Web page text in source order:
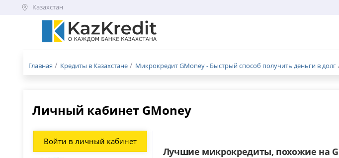
Казахстан
Меню
Главная Кредиты в Казахстане Микрокредит GMoney - Быстрый способ получить деньги в долг
Личный кабинет GMoney
Войти в личный кабинет
Лучшие микрокредиты, похожие на